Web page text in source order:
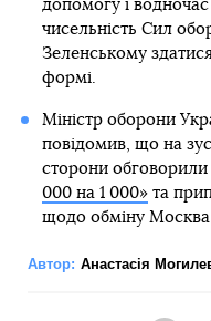
допомогу і
чисельність Сил
Зеленському
формі.
Міністр оборони
повідомив, що на
сторони обговорили
000 на 1 000»та
щодо обміну Москва
Автор: Анастасія